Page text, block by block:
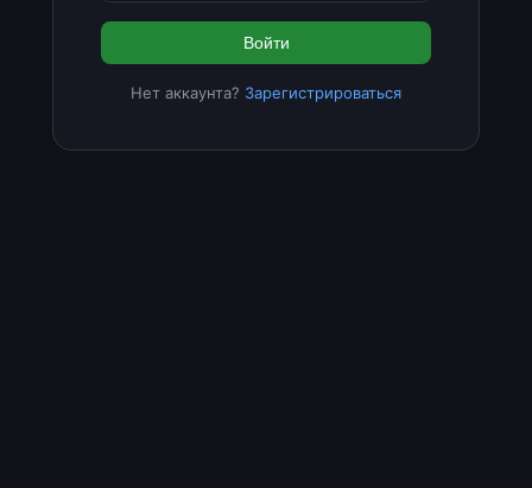
Войти
Нет аккаунта? Зарегистрироваться